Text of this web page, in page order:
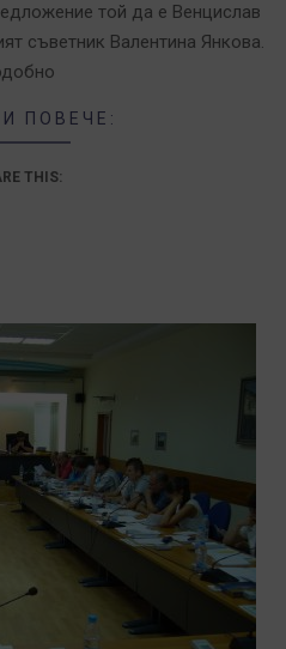
той да е Венцислав
съветник Валентина Янкова.
ПОВЕЧЕ:
THIS: